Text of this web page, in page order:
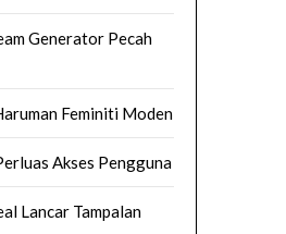
Generator Pecah
Feminiti Moden
Akses Pengguna
Lancar Tampalan